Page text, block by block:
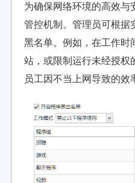
为确保网络环境的高效与
管控机制。管理员可根据
黑名单。例如，在工作时
站，或限制运行未经授权
员工因不当上网导致的效